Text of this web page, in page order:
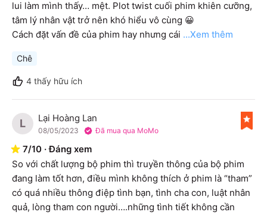
lui làm mình thấy… mệt. Plot twist cuối phim khiên cưỡng,
tâm lý nhân vật trở nên khó hiểu vô cùng 😀
Cách đặt vấn đề của phim hay nhưng cái ...Xem thêm
Chê
4 thấy hữu ích
L Lại Hoàng Lan
08/05/2023 Đã mua qua MoMo
7/10 ·Đáng xem
So với chất lượng bộ phim thì truyền thông của bộ phim
đang làm tốt hơn, điều mình không thích ở phim là “tham”
có quá nhiều thông điệp tình bạn, tình cha con, luật nhân
quả, lòng tham con người….những tình tiết không cần